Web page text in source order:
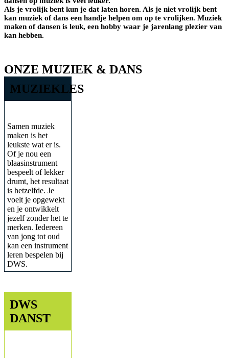
Als je vrolijk bent kun je dat laten horen. Als je niet vrolijk bent
kan muziek of dans een handje helpen om op te vrolijken. Muziek
maken of dansen is leuk, een hobby waar je jarenlang plezier van
kan hebben.
ONZE MUZIEK & DANS
MUZIEKLES
Samen muziek
maken is het
leukste wat er is.
Of je nou een
blaasinstrument
bespeelt of lekker
drumt, het resultaat
is hetzelfde. Je
voelt je opgewekt
en je ontwikkelt
jezelf zonder het te
merken. Iedereen
van jong tot oud
kan een instrument
leren bespelen bij
DWS.
DWS
DANST